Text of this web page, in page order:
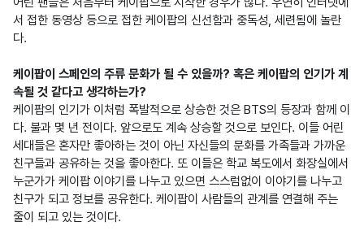
서 접한 동영상 등으로 접한 케이팝의 신선함과 중독성, 세련됨에 놀란
다.
케이팝이 스페인의 주류 문화가 될 수 있을까? 혹은 케이팝의 인기가 계
속될 것 같다고 생각하는가?
케이팝의 인기가 이처럼 폭발적으로 상승한 것은 BTS의 등장과 함께 이
다. 불과 몇 년 전이다. 앞으로도 계속 상승할 것으로 보인다. 이들 어린
세대들은 혼자만 좋아하는 것이 아닌 자신들의 문화를 가족들과 가까운
친구들과 공유하는 것을 좋아한다. 또 이들은 학교 복도에서 화장실에서
누군가가 케이팝 이야기를 나누고 있으면 스스럼없이 이야기를 나누고
친구가 되고 정보를 공유한다. 케이팝이 사람들의 관계를 연결해 주는
줄이 되고 있는 것이다.